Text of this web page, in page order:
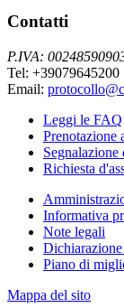
Contatti
P.IVA:
Tel: +39079645200
Email:
Leggi le FAQ
Prenotazione
Segnalazione
Richiesta
Informativa
Note legali
Piano di
Mappa del sito